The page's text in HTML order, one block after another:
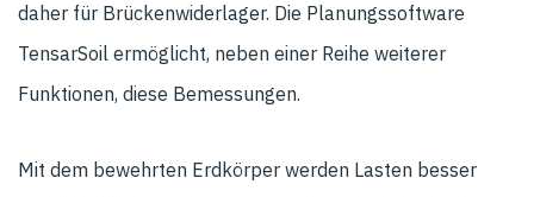
daher für Brückenwiderlager. Die Planungssoftware
TensarSoil ermöglicht, neben einer Reihe weiterer
Funktionen, diese Bemessungen.
Mit dem bewehrten Erdkörper werden Lasten besser